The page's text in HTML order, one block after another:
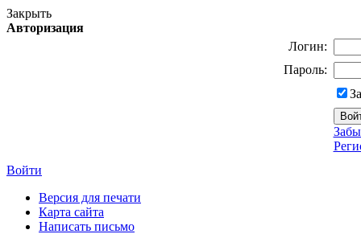
Закрыть
Авторизация
Логин:
Пароль:
Войти
Версия для печати
Карта сайта
Написать письмо